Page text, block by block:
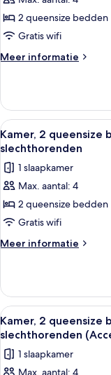
Shower)
2
queensize
bedden
laden
2 queensize bedden
Gratis wifi
Meer informatie
Meer
2
queensize
bedden
Alle
foto's
voor
Kamer,
2
queensize
bedden,
toegankelijk
laden
3
Kamer, 2 queensize
slechthorenden
1 slaapkamer
Max. aantal: 4
2 queensize bedden
Gratis wifi
Meer informatie
Meer
2
queensize
bedden,
toegankelijk
slechthorenden
Alle
foto's
voor
Kamer,
3
Kamer, 2 queensize
slechthorenden
1 slaapkamer
Max. aantal: 4